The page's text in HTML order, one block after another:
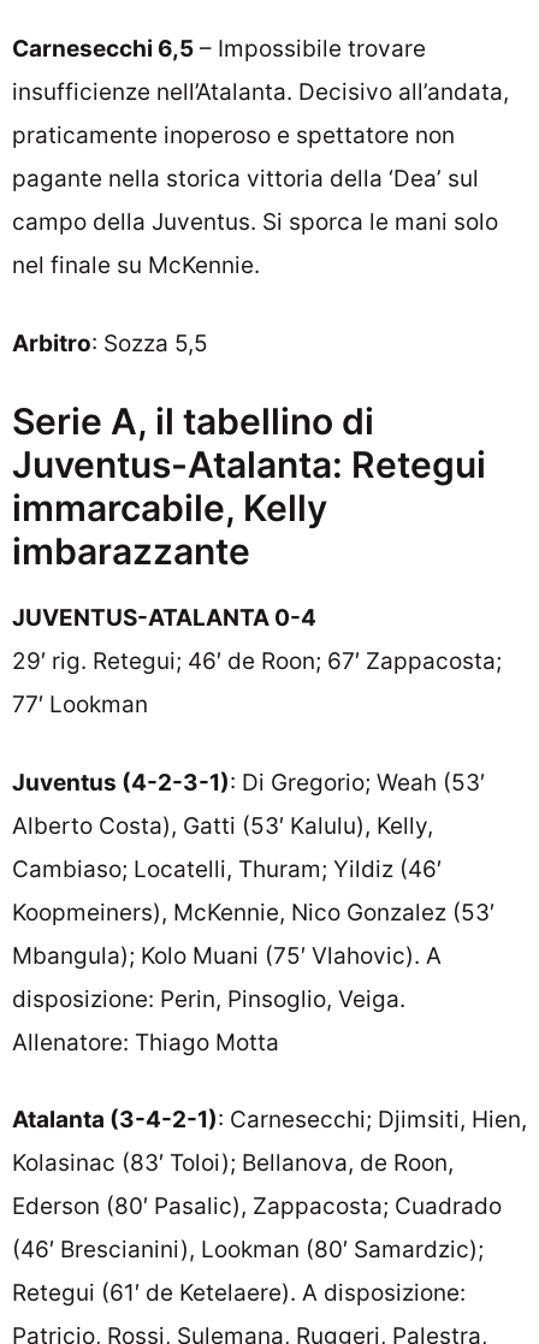
Carnesecchi 6,5 – Impossibile trovare
insufficienze nell’Atalanta. Decisivo all’andata,
praticamente inoperoso e spettatore non
pagante nella storica vittoria della ‘Dea’ sul
campo della Juventus. Si sporca le mani solo
nel finale su McKennie.
Arbitro: Sozza 5,5
Serie A, il tabellino di
Juventus-Atalanta: Retegui
immarcabile, Kelly
imbarazzante
JUVENTUS-ATALANTA 0-4
29′ rig. Retegui; 46′ de Roon; 67′ Zappacosta;
77′ Lookman
Juventus (4-2-3-1): Di Gregorio; Weah (53′
Alberto Costa), Gatti (53′ Kalulu), Kelly,
Cambiaso; Locatelli, Thuram; Yildiz (46′
Koopmeiners), McKennie, Nico Gonzalez (53′
Mbangula); Kolo Muani (75′ Vlahovic). A
disposizione: Perin, Pinsoglio, Veiga.
Allenatore: Thiago Motta
Atalanta (3-4-2-1): Carnesecchi; Djimsiti, Hien,
Kolasinac (83′ Toloi); Bellanova, de Roon,
Ederson (80′ Pasalic), Zappacosta; Cuadrado
(46′ Brescianini), Lookman (80′ Samardzic);
Retegui (61′ de Ketelaere). A disposizione:
Patricio, Rossi, Sulemana, Ruggeri, Palestra,